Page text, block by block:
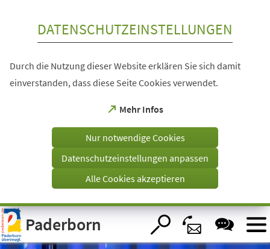
Visuelle
Assistenzsoftware
öffnen.
DATENSCHUTZEINSTELLUNGEN
Durch die Nutzung dieser Website erklären Sie sich damit
einverstanden, dass diese Seite Cookies verwendet.
Mehr Infos
(Öffnet
einem
Tab)
Nur notwendige Cookies
Datenschutzeinstellungen anpassen
Alle Cookies akzeptieren
Paderborn